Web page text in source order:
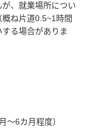
、就業場所につい
ね片道0.5~1時間
る場合がありま
～6カ月程度）